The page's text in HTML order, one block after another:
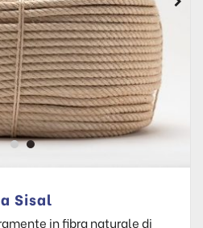
Sisal
in fibra naturale di